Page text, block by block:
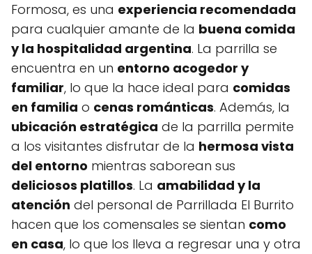
Formosa, es una experiencia recomendada
para cualquier amante de la buena comida
y la hospitalidad argentina. La parrilla se
encuentra en un entorno acogedor y
familiar, lo que la hace ideal para comidas
en familia o cenas románticas. Además, la
ubicación estratégica de la parrilla permite
a los visitantes disfrutar de la hermosa vista
del entorno mientras saborean sus
deliciosos platillos. La amabilidad y la
atención del personal de Parrillada El Burrito
hacen que los comensales se sientan como
en casa, lo que los lleva a regresar una y otra